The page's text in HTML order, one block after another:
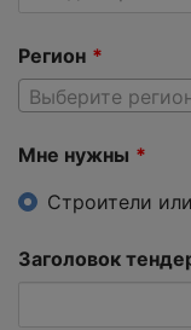
Регион
Выберите
Мне нужны
Строители
Заголовок